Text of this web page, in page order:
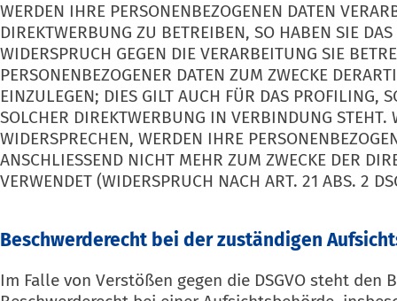
WERDEN IHRE PERSONENBEZOGENEN DATEN
DIREKTWERBUNG ZU BETREIBEN, SO HABEN SIE DAS
WIDERSPRUCH GEGEN DIE VERARBEITUNG SIE
PERSONENBEZOGENER DATEN ZUM ZWECKE
EINZULEGEN; DIES GILT AUCH FÜR DAS PROFILING,
SOLCHER DIREKTWERBUNG IN VERBINDUNG STEHT.
WIDERSPRECHEN, WERDEN IHRE
ANSCHLIESSEND NICHT MEHR ZUM ZWECKE DER
VERWENDET (WIDERSPRUCH NACH ART. 21 ABS. 2
Beschwerde­recht bei der zuständigen
Im Falle von Verstößen gegen die DSGVO steht den